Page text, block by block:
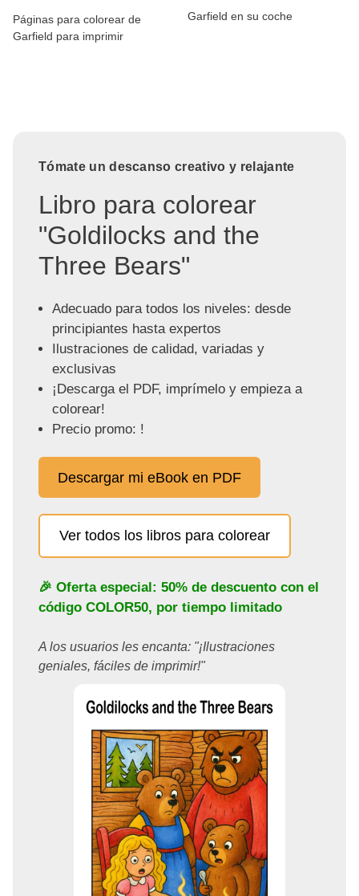
Páginas para colorear de
Garfield para imprimir
Garfield en su coche
Tómate un descanso creativo y relajante
Libro para colorear
"Goldilocks and the
Three Bears"
Adecuado para todos los niveles: desde
principiantes hasta expertos
Ilustraciones de calidad, variadas y
exclusivas
¡Descarga el PDF, imprímelo y empieza a
colorear!
Precio promo: !
Descargar mi eBook en PDF
Ver todos los libros para colorear
🎉 Oferta especial: 50% de descuento con el
código COLOR50, por tiempo limitado
A los usuarios les encanta: "¡Ilustraciones
geniales, fáciles de imprimir!"